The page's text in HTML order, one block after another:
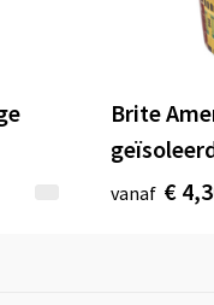
Brite
vanaf €